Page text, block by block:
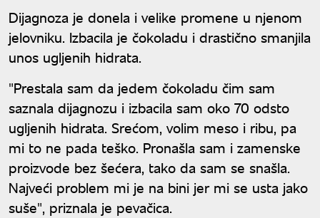
Dijagnoza je donela i velike promene u njenom
jelovniku. Izbacila je čokoladu i drastično smanjila
unos ugljenih hidrata.
"Prestala sam da jedem čokoladu čim sam
saznala dijagnozu i izbacila sam oko 70 odsto
ugljenih hidrata. Srećom, volim meso i ribu, pa
mi to ne pada teško. Pronašla sam i zamenske
proizvode bez šećera, tako da sam se snašla.
Najveći problem mi je na bini jer mi se usta jako
suše", priznala je pevačica.